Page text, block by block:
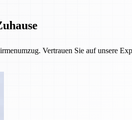
Vertrauen Sie auf unsere